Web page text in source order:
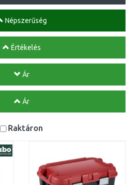
Népszerűség
Értékelés
Ár
Ár
Raktáron